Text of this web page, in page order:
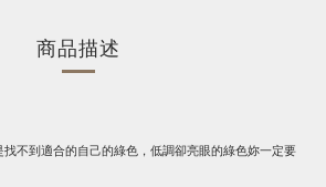
商品描述
不到適合的自己的綠色，低調卻亮眼的綠色妳一定要